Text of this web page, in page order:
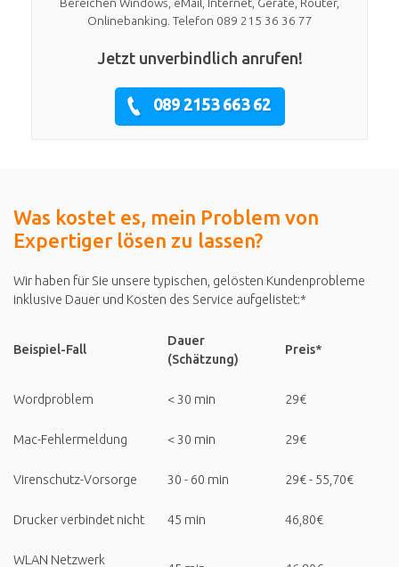
Onlinebanking. Telefon 089 215 36 36 77
Jetzt unverbindlich anrufen!
089 2153 663 62
Was kostet es, mein Problem von
Expertiger lösen zu lassen?
Wir haben für Sie unsere typischen, gelösten Kundenprobleme
inklusive Dauer und Kosten des Service aufgelistet:*
Beispiel-Fall
Dauer
(Schätzung)
Preis*
Wordproblem < 30 min 29€
Mac-Fehlermeldung < 30 min 29€
Virenschutz-Vorsorge 30 - 60 min 29€ - 55,70€
Drucker verbindet nicht 45 min 46,80€
WLAN Netzwerk